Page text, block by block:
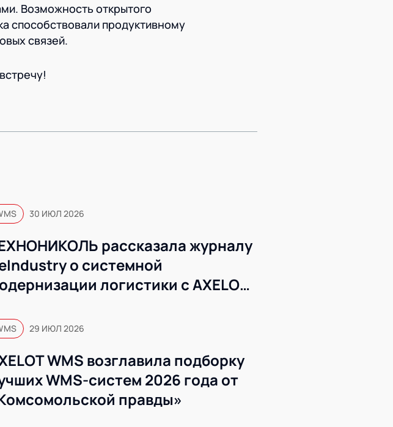
Возможность открытого
способствовали продуктивному
связей.
30 ИЮЛ 2026
рассказала журналу
о системной
логистики с AXELOT
29 ИЮЛ 2026
WMS возглавила подборку
WMS-систем 2026 года от
правды»